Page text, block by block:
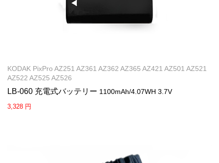
KODAK PixPro AZ251 AZ361 AZ362 AZ365 AZ421 AZ501 AZ521
AZ522 AZ525 AZ526
LB-060 充電式バッテリー 1100mAh/4.07WH 3.7V
3,328 円